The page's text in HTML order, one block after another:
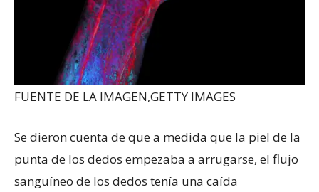
FUENTE DE LA IMAGEN,GETTY IMAGES
Se dieron cuenta de que a medida que la piel de la
punta de los dedos empezaba a arrugarse, el flujo
sanguíneo de los dedos tenía una caída